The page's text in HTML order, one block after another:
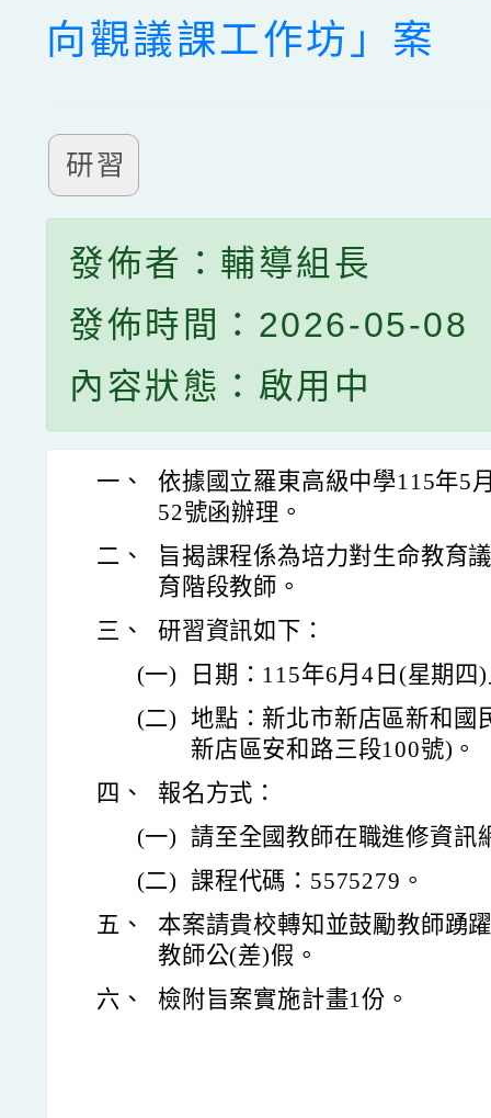
向觀議課工作坊」案
研習
發佈者：輔導組長
發佈時間：2026-05-08
內容狀態：啟用中
一、
依據國立羅東高級中學115年5
52號函辦理。
二、
旨揭課程係為培力對生命教育
育階段教師。
三、
研習資訊如下：
(一)
日期：115年6月4日(星期
(二) 地點：新北市新店區新和國
新店區安和路三段100號)。
四、
報名方式：
(一)
請至全國教師在職進修資訊
(二) 課程代碼：5575279。
五、
本案請貴校轉知並鼓勵教師踴
教師公(差)假。
六、
檢附旨案實施計畫1份。